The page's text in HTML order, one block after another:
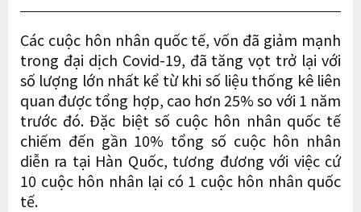
Các cuộc hôn nhân quốc tế, vốn đã giảm mạnh
trong đại dịch Covid-19, đã tăng vọt trở lại với
số lượng lớn nhất kể từ khi số liệu thống kê liên
quan được tổng hợp, cao hơn 25% so với 1 năm
trước đó. Đặc biệt số cuộc hôn nhân quốc tế
chiếm đến gần 10% tổng số cuộc hôn nhân
diễn ra tại Hàn Quốc, tương đương với việc cứ
10 cuộc hôn nhân lại có 1 cuộc hôn nhân quốc
tế.